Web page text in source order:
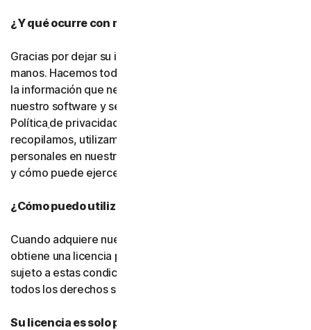
¿Y qué ocurre con mi privacidad?
Gracias por dejar su información personal en nuestras
manos. Hacemos todo lo posible por utilizar únicamente
la información que necesitamos para proporcionarle
nuestro software y servicios. Le rogamos que lea nuestra
Política de privacidad, ya que explica cómo y por qué
recopilamos, utilizamos y compartimos sus datos
personales en nuestros sitios web, productos y servicios,
y cómo puede ejercer sus derechos sobre sus datos.
¿Cómo puedo utilizar el software y los servicios?
Cuando adquiere nuestro software y servicios, solo
obtiene una licencia para utilizarlos con un fin limitado y
sujeto a estas condiciones. Seguimos siendo titulares de
todos los derechos sobre el software y los servicios.
Su licencia es solo para usted: